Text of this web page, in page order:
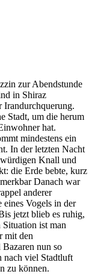
zur Abendstunde
in Shiraz
Irandurchquerung.
Stadt, um die herum
hat.
mindestens ein
In der letzten Nacht
Knall und
die Erde bebte, kurz
Danach war
anderer
eines Vogels in der
jetzt blieb es ruhig,
ist man
mit den
nun so
nach viel Stadtluft
zu können.